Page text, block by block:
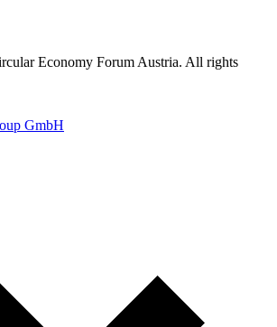
Economy Forum Austria. All rights
GmbH